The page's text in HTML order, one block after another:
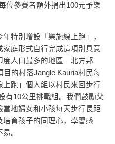
位參賽者額外捐出100元予樂
特別增設「樂施線上跑」，
庭形式自行完成這項別具意
度人口最多的地區—北方邦
目的村落Jangle Kauria村民每
跑」個人組以村民來回步行
有10公里挑戰組。我們鼓勵父
地婦女和小孩每天步行長距
育孩子的同理心，學習感
。